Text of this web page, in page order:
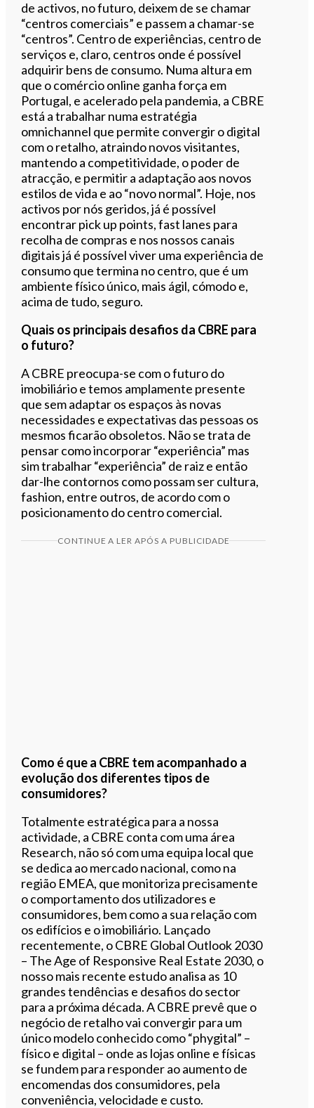
de activos, no futuro, deixem de se chamar
“centros comerciais” e passem a chamar-se
“centros”. Centro de experiências, centro de
serviços e, claro, centros onde é possível
adquirir bens de consumo. Numa altura em
que o comércio online ganha força em
Portugal, e acelerado pela pandemia, a CBRE
está a trabalhar numa estratégia
omnichannel que permite convergir o digital
com o retalho, atraindo novos visitantes,
mantendo a competitividade, o poder de
atracção, e permitir a adaptação aos novos
estilos de vida e ao “novo normal”. Hoje, nos
activos por nós geridos, já é possível
encontrar pick up points, fast lanes para
recolha de compras e nos nossos canais
digitais já é possível viver uma experiência de
consumo que termina no centro, que é um
ambiente físico único, mais ágil, cómodo e,
acima de tudo, seguro.
Quais os principais desafios da CBRE para
o futuro?
A CBRE preocupa-se com o futuro do
imobiliário e temos amplamente presente
que sem adaptar os espaços às novas
necessidades e expectativas das pessoas os
mesmos ficarão obsoletos. Não se trata de
pensar como incorporar “experiência” mas
sim trabalhar “experiência” de raiz e então
dar-lhe contornos como possam ser cultura,
fashion, entre outros, de acordo com o
posicionamento do centro comercial.
CONTINUE A LER APÓS A PUBLICIDADE
Como é que a CBRE tem acompanhado a
evolução dos diferentes tipos de
consumidores?
Totalmente estratégica para a nossa
actividade, a CBRE conta com uma área
Research, não só com uma equipa local que
se dedica ao mercado nacional, como na
região EMEA, que monitoriza precisamente
o comportamento dos utilizadores e
consumidores, bem como a sua relação com
os edifícios e o imobiliário. Lançado
recentemente, o CBRE Global Outlook 2030
– The Age of Responsive Real Estate 2030, o
nosso mais recente estudo analisa as 10
grandes tendências e desafios do sector
para a próxima década. A CBRE prevê que o
negócio de retalho vai convergir para um
único modelo conhecido como “phygital” –
físico e digital – onde as lojas online e físicas
se fundem para responder ao aumento de
encomendas dos consumidores, pela
conveniência, velocidade e custo.